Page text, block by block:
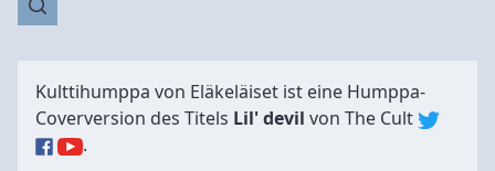
Kulttihumppa von Eläkeläiset ist eine Humppa-
Coverversion des Titels Lil' devil von The Cult
.